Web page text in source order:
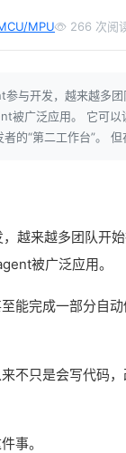
MPU 266 次阅
与开发，越来越多
广泛应用。 它可以
的“第二工作台”。
越来越多团队开
被广泛应用。
能完成一部分自
不只是会写代码
事。